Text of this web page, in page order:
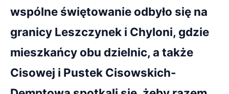
wspólne świętowanie odbyło się na
granicy Leszczynek i Chyloni, gdzie
mieszkańcy obu dzielnic, a także
Cisowej i Pustek Cisowskich-